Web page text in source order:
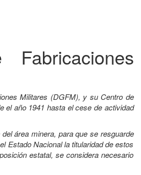
Militares (DGFM), y su Centro de
el año 1941 hasta el cese de actividad
área minera, para que se resguarde
Estado Nacional la titularidad de estos
estatal, se considera necesario